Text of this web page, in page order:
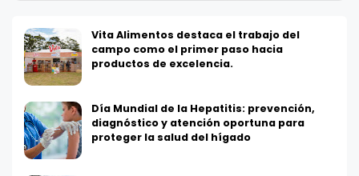
Vita Alimentos destaca el trabajo del
campo como el primer paso hacia
productos de excelencia.
Día Mundial de la Hepatitis: prevención,
diagnóstico y atención oportuna para
proteger la salud del hígado